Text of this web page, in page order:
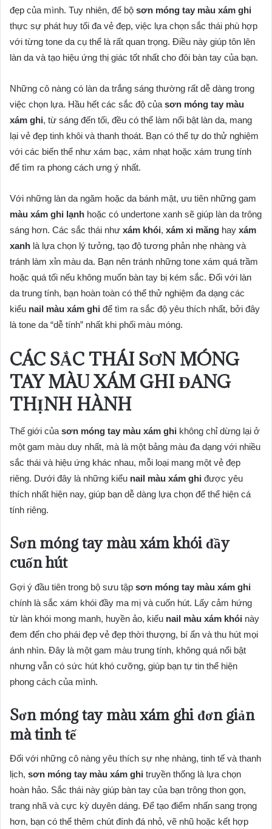
đẹp của mình. Tuy nhiên, để bộ sơn móng tay màu xám ghi
thực sự phát huy tối đa vẻ đẹp, việc lựa chọn sắc thái phù hợp
với từng tone da cụ thể là rất quan trọng. Điều này giúp tôn lên
làn da và tạo hiệu ứng thị giác tốt nhất cho đôi bàn tay của bạn.
Những cô nàng có làn da trắng sáng thường rất dễ dàng trong
việc chọn lựa. Hầu hết các sắc độ của sơn móng tay màu
xám ghi, từ sáng đến tối, đều có thể làm nổi bật làn da, mang
lại vẻ đẹp tinh khôi và thanh thoát. Bạn có thể tự do thử nghiệm
với các biến thể như xám bạc, xám nhạt hoặc xám trung tính
để tìm ra phong cách ưng ý nhất.
Với những làn da ngăm hoặc da bánh mật, ưu tiên những gam
màu xám ghi lạnh hoặc có undertone xanh sẽ giúp làn da trông
sáng hơn. Các sắc thái như xám khói, xám xi măng hay xám
xanh là lựa chọn lý tưởng, tạo độ tương phản nhẹ nhàng và
tránh làm xỉn màu da. Bạn nên tránh những tone xám quá trầm
hoặc quá tối nếu không muốn bàn tay bị kém sắc. Đối với làn
da trung tính, bạn hoàn toàn có thể thử nghiệm đa dạng các
kiểu nail màu xám ghi để tìm ra sắc độ yêu thích nhất, bởi đây
là tone da “dễ tính” nhất khi phối màu móng.
CÁC SẮC THÁI SƠN MÓNG
TAY MÀU XÁM GHI ĐANG
THỊNH HÀNH
Thế giới của sơn móng tay màu xám ghi không chỉ dừng lại ở
một gam màu duy nhất, mà là một bảng màu đa dạng với nhiều
sắc thái và hiệu ứng khác nhau, mỗi loại mang một vẻ đẹp
riêng. Dưới đây là những kiểu nail màu xám ghi được yêu
thích nhất hiện nay, giúp bạn dễ dàng lựa chọn để thể hiện cá
tính riêng.
Sơn móng tay màu xám khói đầy
cuốn hút
Gợi ý đầu tiên trong bộ sưu tập sơn móng tay màu xám ghi
chính là sắc xám khói đầy ma mị và cuốn hút. Lấy cảm hứng
từ làn khói mong manh, huyền ảo, kiểu nail màu xám khói này
đem đến cho phái đẹp vẻ đẹp thời thượng, bí ẩn và thu hút mọi
ánh nhìn. Đây là một gam màu trung tính, không quá nổi bật
nhưng vẫn có sức hút khó cưỡng, giúp bạn tự tin thể hiện
phong cách của mình.
Sơn móng tay màu xám ghi đơn giản
mà tinh tế
Đối với những cô nàng yêu thích sự nhẹ nhàng, tinh tế và thanh
lịch, sơn móng tay màu xám ghi truyền thống là lựa chọn
hoàn hảo. Sắc thái này giúp bàn tay của bạn trông thon gọn,
trang nhã và cực kỳ duyên dáng. Để tạo điểm nhấn sang trọng
hơn, bạn có thể thêm chút đính đá nhỏ, vẽ nhũ hoặc kết hợp